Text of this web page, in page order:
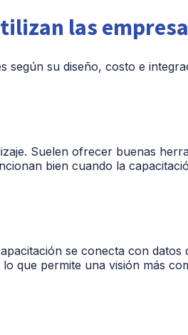
las
según su diseño, costo e
Suelen ofrecer buenas
bien cuando la
se conecta con datos
que permite una visión más